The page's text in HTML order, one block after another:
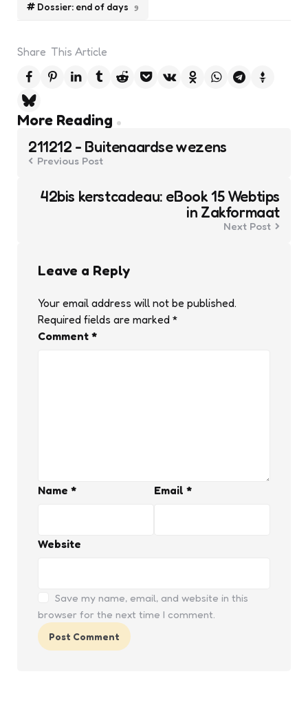
Dossier: end of days 9
Share This Article
More Reading
Post
navigation
211212 - Buitenaardse wezens
Previous Post
42bis kerstcadeau: eBook 15 Webtips
in Zakformaat
Next Post
Leave a Reply
Your email address will not be published.
Required fields are marked *
Comment *
Name * Email *
Website
Save my name, email, and website in this
browser for the next time I comment.